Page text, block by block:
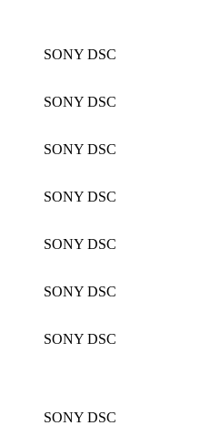
SONY DSC
SONY DSC
SONY DSC
SONY DSC
SONY DSC
SONY DSC
SONY DSC
SONY DSC